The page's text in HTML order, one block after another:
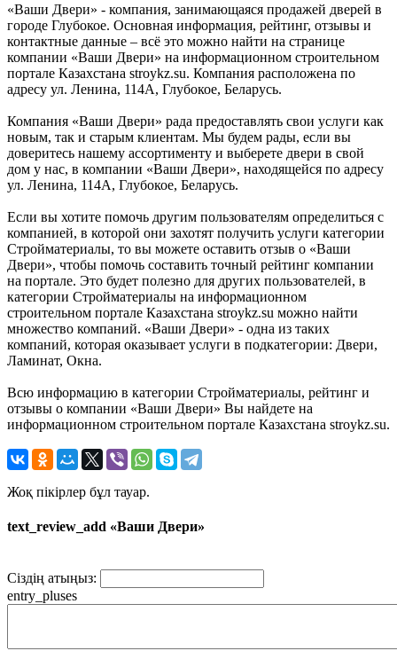
«Ваши Двери» - компания, занимающаяся продажей дверей в
городе Глубокое. Основная информация, рейтинг, отзывы и
контактные данные – всё это можно найти на странице
компании «Ваши Двери» на информационном строительном
портале Казахстана stroykz.su. Компания расположена по
адресу ул. Ленина, 114А, Глубокое, Беларусь.
Компания «Ваши Двери» рада предоставлять свои услуги как
новым, так и старым клиентам. Мы будем рады, если вы
доверитесь нашему ассортименту и выберете двери в свой
дом у нас, в компании «Ваши Двери», находящейся по адресу
ул. Ленина, 114А, Глубокое, Беларусь.
Если вы хотите помочь другим пользователям определиться с
компанией, в которой они захотят получить услуги категории
Стройматериалы, то вы можете оставить отзыв о «Ваши
Двери», чтобы помочь составить точный рейтинг компании
на портале. Это будет полезно для других пользователей, в
категории Стройматериалы на информационном
строительном портале Казахстана stroykz.su можно найти
множество компаний. «Ваши Двери» - одна из таких
компаний, которая оказывает услуги в подкатегории: Двери,
Ламинат, Окна.
Всю информацию в категории Стройматериалы, рейтинг и
отзывы о компании «Ваши Двери» Вы найдете на
информационном строительном портале Казахстана stroykz.su.
Жоқ пікірлер бұл тауар.
text_review_add «Ваши Двери»
Сіздің атыңыз:
entry_pluses